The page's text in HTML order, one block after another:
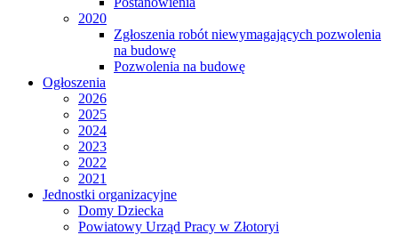
2020
Zgłoszenia robót niewymagających pozwolenia
na budowę
Pozwolenia na budowę
Ogłoszenia
2026
2025
2024
2023
2022
2021
Jednostki organizacyjne
Domy Dziecka
Powiatowy Urząd Pracy w Złotoryi